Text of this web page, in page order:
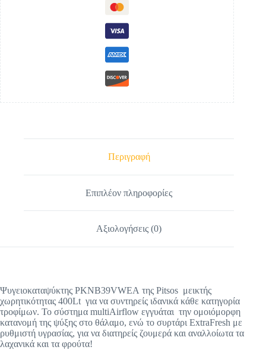
Περιγραφή
Επιπλέον πληροφορίες
Αξιολογήσεις (0)
Ψυγειοκαταψύκτης PKNB39VWEA της Pitsos μεικτής
χωρητικότητας 400Lt για να συντηρείς ιδανικά κάθε κατηγορία
τροφίμων. Το σύστημα multiAirflow εγγυάται την ομοιόμορφη
κατανομή της ψύξης στο θάλαμο, ενώ το συρτάρι ExtraFresh με
ρυθμιστή υγρασίας, για να διατηρείς ζουμερά και αναλλοίωτα τα
λαχανικά και τα φρούτα!